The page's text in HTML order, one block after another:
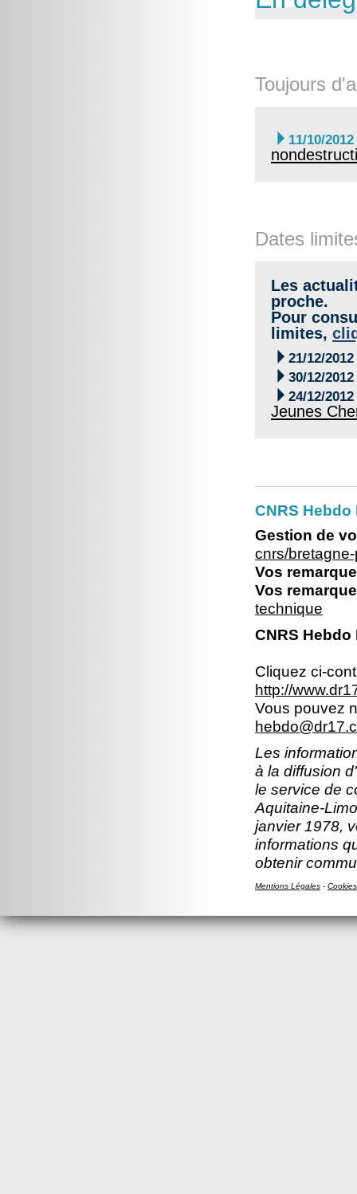
Toujours
 11/10/2012
Dates
Les
proche.
Pour
limites,
 21/12/2012
 30/12/2012
 24/12/2012
Jeunes
CNRS
Gestion de
cnrs/
Vos
Vos
technique
CNRS
Cliquez ci-
http://
Vous pouvez
Les
à la diffusion
le service de
Aquitaine-
janvier 1978,
informations
obtenir
Mentions Légales - Cookies